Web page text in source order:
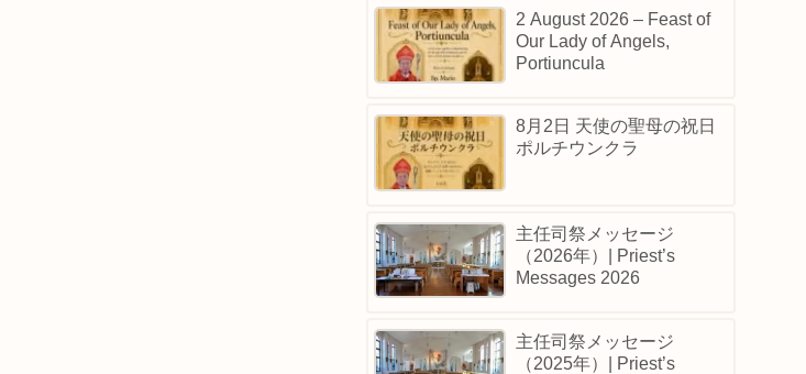
2 August 2026 – Feast of
Our Lady of Angels,
Portiuncula
8月2日 天使の聖母の祝日
ポルチウンクラ
主任司祭メッセージ
（2026年）| Priest’s
Messages 2026
主任司祭メッセージ
（2025年）| Priest’s